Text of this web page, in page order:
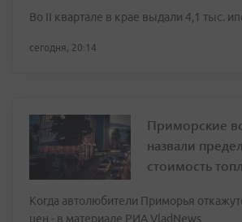
Во II квартале в крае выдали 4,1 тыс.
сегодня, 20:14
Приморские
назвали
стоимость
Когда автолюбители Приморья
цен - в материале РИА VladNews